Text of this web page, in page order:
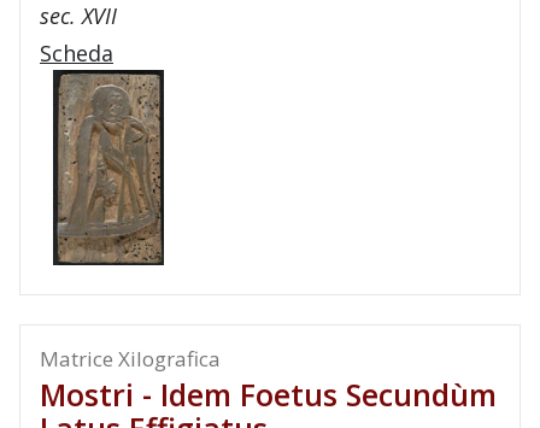
sec. XVII
Scheda
Matrice Xilografica
Mostri - Idem Foetus Secundùm